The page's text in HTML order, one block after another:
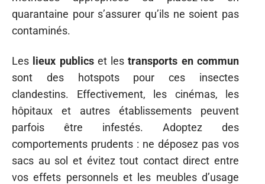
quarantaine pour s’assurer qu’ils ne soient pas
contaminés.
Les lieux publicset lestransports en commun
sont des hotspots pour ces insectes
clandestins. Effectivement, les cinémas, les
hôpitaux et autres établissements peuvent
parfois être infestés. Adoptez des
comportements prudents : ne déposez pas vos
sacs au sol et évitez tout contact direct entre
vos effets personnels et les meubles d’usage